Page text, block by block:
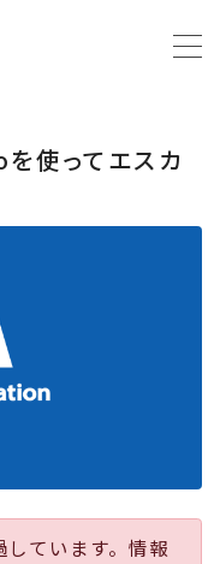
使ってエスカ
ています。情報